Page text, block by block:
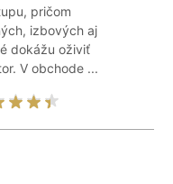
pričom
izbových aj
dokážu oživiť
V obchode ...